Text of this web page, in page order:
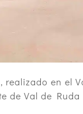
realizado en el
de Val de Ruda